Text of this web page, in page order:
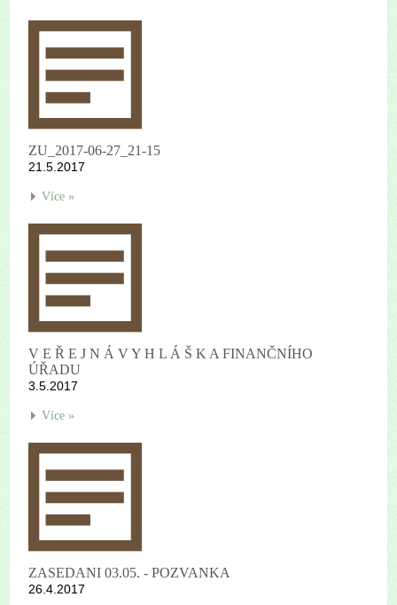
ZU_2017-06-27_21-15
21.5.2017
Více »
V E Ř E J N Á V Y H L Á Š K A FINANČNÍHO
ÚŘADU
3.5.2017
Více »
ZASEDANI 03.05. - POZVANKA
26.4.2017